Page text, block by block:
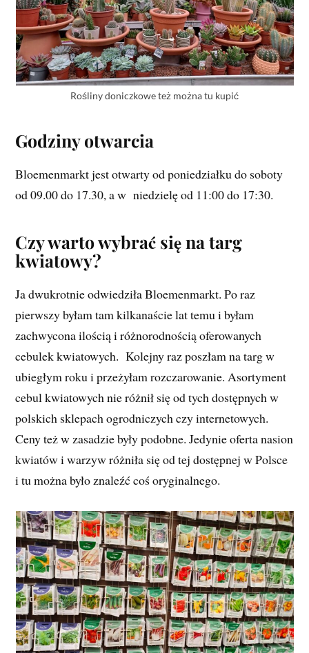
Rośliny doniczkowe też można tu kupić
Godziny otwarcia
Bloemenmarkt jest otwarty od poniedziałku do soboty
od 09.00 do 17.30, a w niedzielę od 11:00 do 17:30.
Czy warto wybrać się na targ
kwiatowy?
Ja dwukrotnie odwiedziła Bloemenmarkt. Po raz
pierwszy byłam tam kilkanaście lat temu i byłam
zachwycona ilością i różnorodnością oferowanych
cebulek kwiatowych. Kolejny raz poszłam na targ w
ubiegłym roku i przeżyłam rozczarowanie. Asortyment
cebul kwiatowych nie różnił się od tych dostępnych w
polskich sklepach ogrodniczych czy internetowych.
Ceny też w zasadzie były podobne. Jedynie oferta nasion
kwiatów i warzyw różniła się od tej dostępnej w Polsce
i tu można było znaleźć coś oryginalnego.